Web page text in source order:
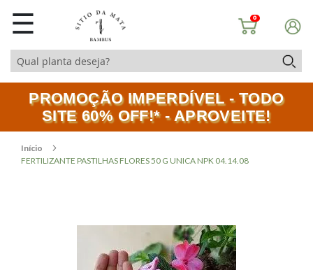
☰ 0
PROMOÇÃO IMPERDÍVEL - TODO
SITE 60% OFF!* - APROVEITE!
Início
FERTILIZANTE PASTILHAS FLORES 50 G UNICA NPK 04.14.08